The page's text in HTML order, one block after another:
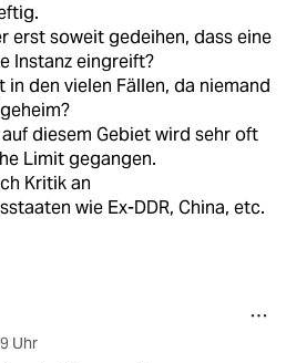
erst soweit gedeihen, dass eine
Instanz eingreift?
in den vielen Fällen, da niemand
diesem Gebiet wird sehr oft
Limit gegangen.
Kritik an
wie Ex-DDR, China, etc.
Uhr